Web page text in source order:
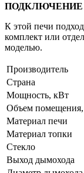
К этой печи
комплект или
моделью.
Производитель
Страна
Мощность, кВт
Объем помещения,
Материал печи
Материал топки
Стекло
Выход дымохода